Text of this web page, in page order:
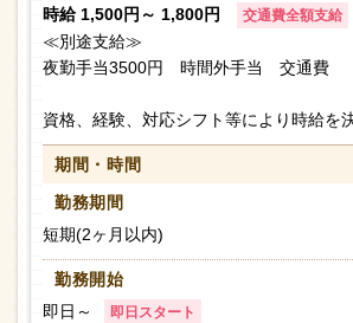
時給 1,500円～ 1,800円 交通費全額支給
≪別途支給≫
夜勤手当3500円 時間外手当 交通費
資格、経験、対応シフト等により時給を
期間・時間
勤務期間
短期(2ヶ月以内)
勤務開始
即日～
即日スタート